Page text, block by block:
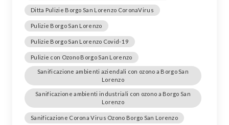
Ditta Pulizie Borgo San Lorenzo CoronaVirus
Pulizie Borgo San Lorenzo
Pulizie Borgo San Lorenzo Covid-19
Pulizie con Ozono Borgo San Lorenzo
Sanificazione ambienti aziendali con ozono a Borgo San
Lorenzo
Sanificazione ambienti industriali con ozono a Borgo San
Lorenzo
Sanificazione Corona Virus Ozono Borgo San Lorenzo